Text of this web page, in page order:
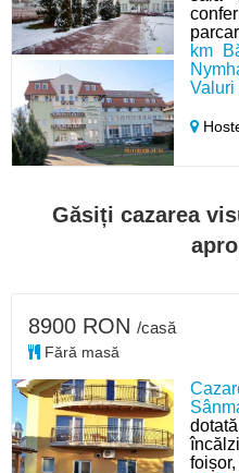
km
Valuri
Găsiți cazarea
8900 RON /casă
Fără masă